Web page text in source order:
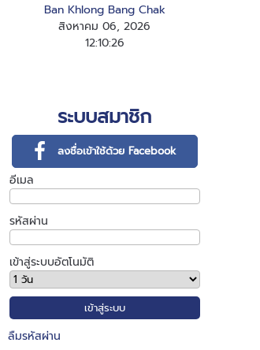
Ban Khlong Bang Chak
สิงหาคม 06, 2026
12:10:27
ระบบสมาชิก
ลงชื่อเข้าใช้ด้วย Facebook
อีเมล
รหัสผ่าน
เข้าสู่ระบบอัตโนมัติ
ลืมรหัสผ่าน